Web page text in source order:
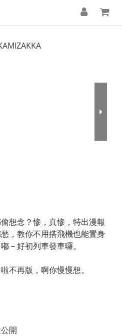
想念？慘，真慘，特出漫報
，教你不用搭飛機也能置身
－好初列車發車囉。
不再版，啊你慢慢想。
開